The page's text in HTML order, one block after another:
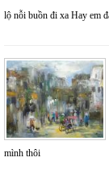
lộ nỗi buồn đi xa Hay em
mình thôi